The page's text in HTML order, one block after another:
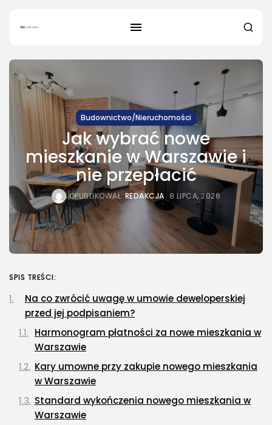
NAJNOWSZE
Dom i Ogród
Jak urządzić nowoczesną strefę
BBQ w...
REDAKCJA 4 SIERPNIA, 2026
REDAKCJA 3 SIERPNIA, 2026
Gastronomia
Obiady w łódzkim biurowcu: co
OPUBLIKOWAŁ: REDAKCJA 27 LIPCA, 2026
POPULARNE KATEGORIE
Dom i Ogród
212 Artykułów
Budownictwo/Nieruchomości
Jak wybrać nowe
mieszkanie w Warszawie i
nie przepłacić
OPUBLIKOWAŁ: REDAKCJA 8 LIPCA, 2026
SPIS TREŚCI:
Na co zwrócić uwagę w umowie deweloperskiej
przed jej podpisaniem?
Harmonogram płatności za nowe mieszkania w
Warszawie
Kary umowne przy zakupie nowego mieszkania
w Warszawie
Standard wykończenia nowego mieszkania w
Warszawie